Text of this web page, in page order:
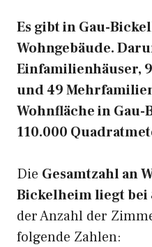
Es gibt in Gau-
Wohngebäude.
Einfamilienhäuser,
und 49
Wohnfläche in
110.000
Die Gesamtzahl an
Bickelheim liegt bei
der Anzahl der
folgende Zahlen: